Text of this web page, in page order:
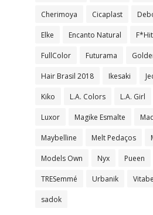
Cherimoya Cicaplast
Elke Encanto Natural
FullColor Futurama
Hair Brasil 2018 Ikesaki
Kiko L.A. Colors L.A. Girl
Luxor Magike Esmalte
Maybelline Melt Pedaços
Models Own Nyx Pueen
TRESemmé Urbanik
sadok